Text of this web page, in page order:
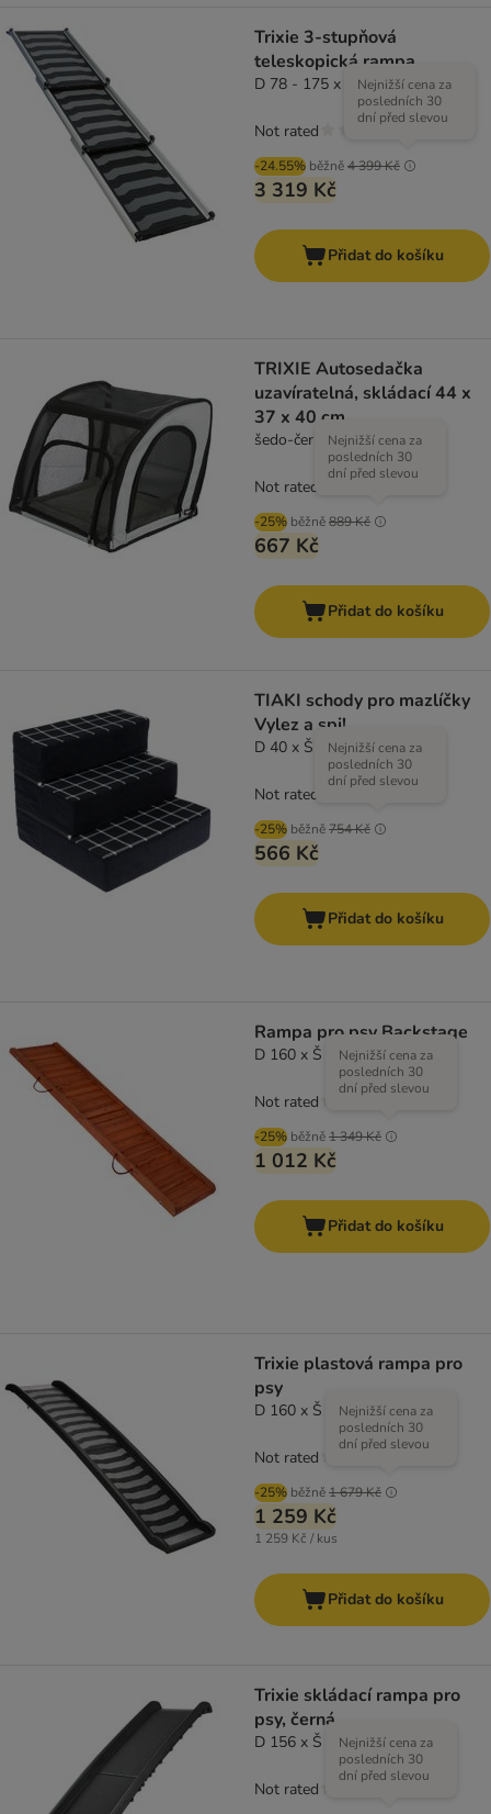
Trixie 3-stupňová
teleskopická rampa
D 78 - 175 x Š 40 cm
-24.55% běžně4 399 Kč
Nejnižší cena za
posledních 30
dní před slevou
3 319 Kč
Not rated
Přidat do košíku
TRIXIE Autosedačka
uzavíratelná, skládací 44 x
37 x 40 cm
šedo-černá
-25% běžně889 Kč
Nejnižší cena za
posledních 30
dní před slevou
667 Kč
Not rated
Přidat do košíku
TIAKI schody pro mazlíčky
Vylez a spi!
D 40 x Š 40 x V 30 cm
-25% běžně754 Kč
Nejnižší cena za
posledních 30
dní před slevou
566 Kč
Not rated
Přidat do košíku
Rampa pro psy Backstage
D 160 x Š 40 x V 6 cm
-25% běžně1 349 Kč
Nejnižší cena za
posledních 30
dní před slevou
1 012 Kč
Not rated
Přidat do košíku
Trixie plastová rampa pro
psy
D 160 x Š 39 cm
-25% běžně1 679 Kč
Nejnižší cena za
posledních 30
dní před slevou
1 259 Kč
1 259 Kč / kus
Not rated
Přidat do košíku
Trixie skládací rampa pro
psy, černá
D 156 x Š 40 cmNejnižší cena za
posledních 30
dní před slevou
Not rated